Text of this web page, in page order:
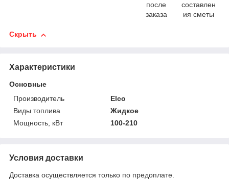
после
заказа
составлен
ия сметы
Скрыть
Характеристики
Основные
Производитель
Elco
Виды топлива
Жидкое
Мощность, кВт
100-210
Условия доставки
Доставка осуществляется только по предоплате.